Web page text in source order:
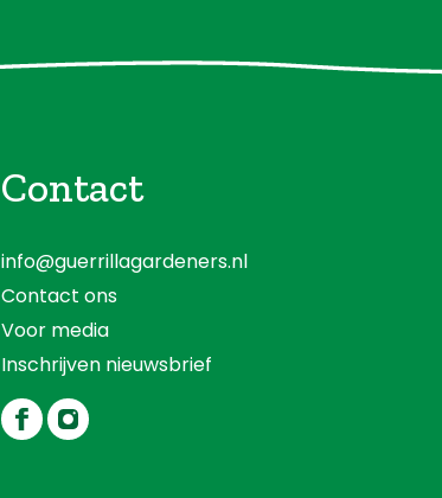
Contact
info@guerrillagardeners.nl
Contact ons
Voor media
Inschrijven nieuwsbrief